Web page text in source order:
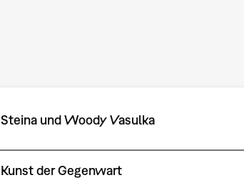
Steina und Woody Vasulka
Kunst der Gegenwart